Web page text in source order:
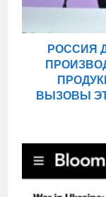
РОССИЯ
ВЫЗОВЫ